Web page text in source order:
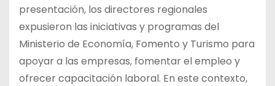
presentación, los directores regionales
expusieron las iniciativas y programas del
Ministerio de Economía, Fomento y Turismo para
apoyar a las empresas, fomentar el empleo y
ofrecer capacitación laboral. En este contexto,